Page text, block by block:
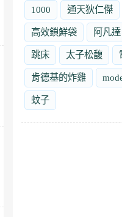
1000 通天狄仁傑
高效鎖鮮袋 阿凡達
跳床 太子松馥
肯德基的炸雞
蚊子